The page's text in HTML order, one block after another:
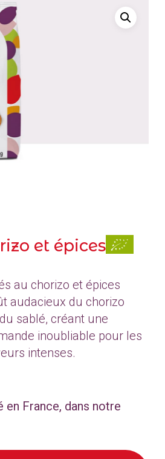
et épices
au chorizo et épices
audacieux du chorizo
sablé, créant une
inoubliable pour les
intenses.
en France, dans notre